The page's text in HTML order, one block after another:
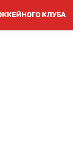
КЛУБА